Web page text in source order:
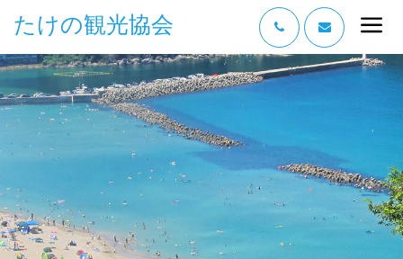
たけの観光協会
“たけの” の魅力
過ごし方
みどころ
泊まる